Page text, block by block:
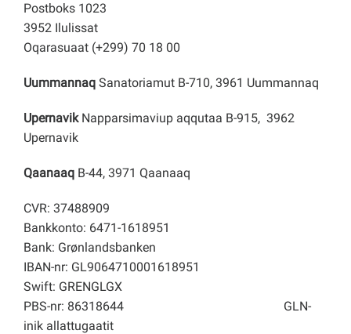
Postboks 1023
3952 Ilulissat
Oqarasuaat (+299) 70 18 00
Uummannaq Sanatoriamut B-710, 3961 Uummannaq
Upernavik Napparsimaviup aqqutaa B-915, 3962
Upernavik
Qaanaaq B-44, 3971 Qaanaaq
CVR: 37488909
Bankkonto: 6471-1618951
Bank: Grønlandsbanken
IBAN-nr: GL9064710001618951
Swift: GRENGLGX
PBS-nr: 86318644 GLN-
inik allattugaatit